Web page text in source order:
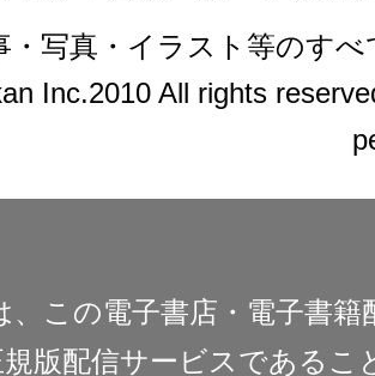
・写真・イラスト等のす
Inc.2010 All rights
、この電子書店・電子書
版配信サービスであるこ